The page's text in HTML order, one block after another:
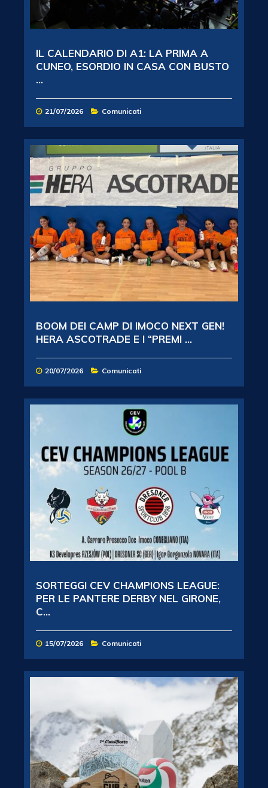
IL CALENDARIO DI A1: LA PRIMA A
CUNEO, ESORDIO IN CASA CON BUSTO
...
21/07/2026 Comunicati
BOOM DEI CAMP DI IMOCO NEXT GEN!
HERA ASCOTRADE E I “PREMI ...
20/07/2026 Comunicati
SORTEGGI CEV CHAMPIONS LEAGUE:
PER LE PANTERE DERBY NEL GIRONE,
C...
15/07/2026 Comunicati